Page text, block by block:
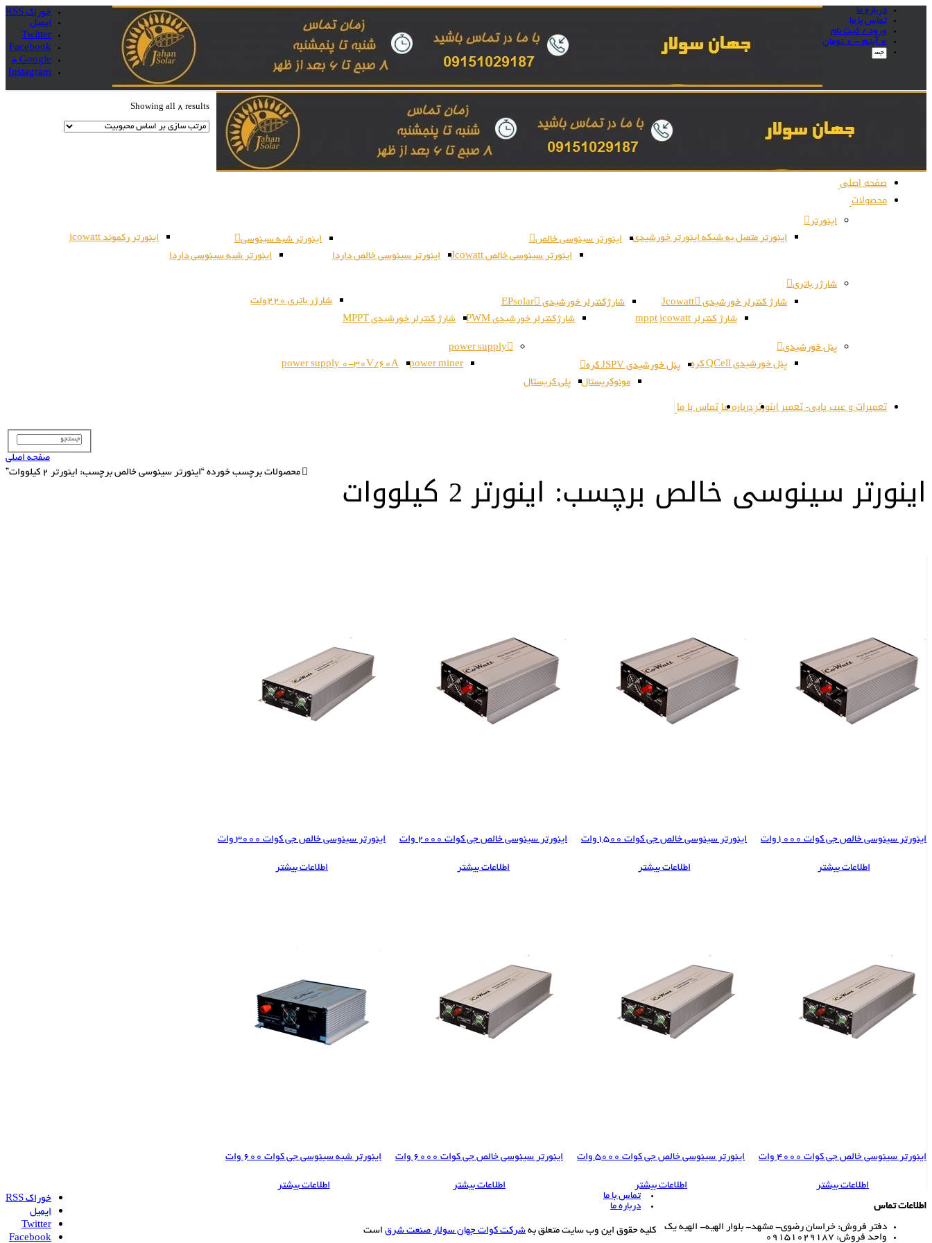
درباره ما
تماس با ما
ورود / ثبت نام
0 آیتم -
0 تومان
خوراک RSS
ایمیل
Twitter
Facebook
Google +
Instagram
صفحه اصلی
محصولات
اینورتر
اینورتر متصل به شبکه اینورتر خورشیدی
اینورتر سینوسی خالص
اینورتر سینوسی خالص Jcowatt
اینورتر سینوسی خالص داردا
اینورتر شبه سینوسی
اینورتر شبه سینوسی داردا
اینورتر رکموند jcowatt
شارژر باتری
شارژ کنترلر خورشیدی Jcowatt
شارژ کنترلر mppt jcowatt
شارژکنترلر خورشیدی EPsolar
شارژکنترلر خورشیدی PWM
شارژ کنترلر خورشیدی MPPT
شارژر باتری 220ولت
پنل خورشیدی
پنل خورشیدی QCell کره
پنل خورشیدی JSPV کره
مونوکریستال
پلی کریستال
power supply
power miner
power supply 0-30V/60A
تعمیرات و عیب یابی- تعمیر اینورتردرباره ماتماس با ما
اینورتر سینوسی خالص برچسب: اینورتر 2 کیلووات
صفحه اصلی
محصولات برچسب خورده “اینورتر سینوسی خالص برچسب: اینورتر 2 کیلووات”
Showing all 8 results
اینورتر سینوسی خالص جی کوات 1000وات
اطلاعات بیشتر
اینورتر سینوسی خالص جی کوات 1500وات
اطلاعات بیشتر
اینورتر سینوسی خالص جی کوات 2000 وات
اطلاعات بیشتر
اینورتر سینوسی خالص جی کوات 3000 وات
اطلاعات بیشتر
اینورتر سینوسی خالص جی کوات 4000 وات
اطلاعات بیشتر
اینورتر سینوسی خالص جی کوات 5000 وات
اطلاعات بیشتر
اینورتر سینوسی خالص جی کوات 6000 وات
اطلاعات بیشتر
اینورتر شبه سینوسی جی کوات 600 وات
اطلاعات بیشتر
اطلاعات تماس
دفتر فروش: خراسان رضوی- مشهد- بلوار الهیه- الهیه یک
واحد فروش: 09151029187
تماس با ما
درباره ما
کلیه حقوق این وب سایت متعلق به شرکت کوات جهان سولار صنعت شرق است
خوراک RSS
ایمیل
Twitter
Facebook